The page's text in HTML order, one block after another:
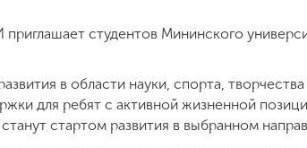
студентов Мининского
в области науки, спорта,
для ребят с активной жизненной
стартом развития в выбранном